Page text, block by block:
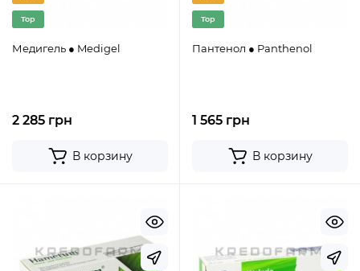
Top
Медигель ● Medigel
2 285 грн
В корзину
Top
Пантенол ● Panthenol
1 565 грн
В корзину